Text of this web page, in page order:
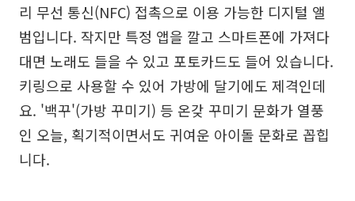
리 무선 통신(NFC) 접촉으로 이용 가능한 디지털 앨
범입니다. 작지만 특정 앱을 깔고 스마트폰에 가져다
대면 노래도 들을 수 있고 포토카드도 들어 있습니다.
키링으로 사용할 수 있어 가방에 달기에도 제격인데
요. '백꾸'(가방 꾸미기) 등 온갖 꾸미기 문화가 열풍
인 오늘, 획기적이면서도 귀여운 아이돌 문화로 꼽힙
니다.